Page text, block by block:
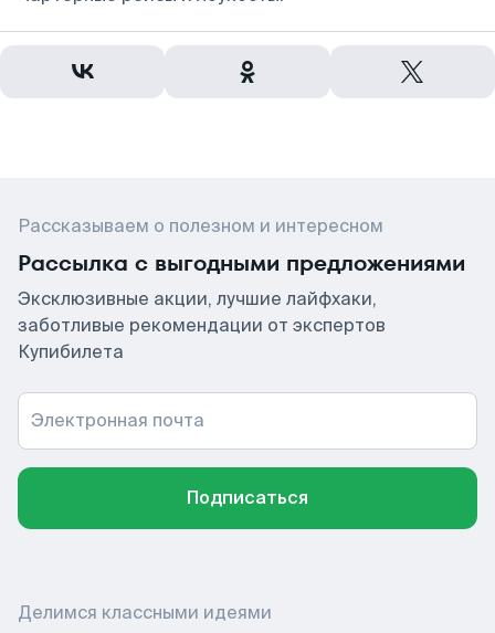
Рассказываем о полезном и интересном
Рассылка с выгодными предложениями
Эксклюзивные акции, лучшие лайфхаки,
заботливые рекомендации от экспертов
Купибилета
Электронная почта
Подписаться
Делимся классными идеями